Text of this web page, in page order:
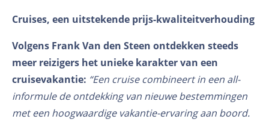
Cruises, een uitstekende prijs-kwaliteitverhouding
Volgens Frank Van den Steen ontdekken steeds
meer reizigers het unieke karakter van een
cruisevakantie: “Een cruise combineert in een all-
informule de ontdekking van nieuwe bestemmingen
met een hoogwaardige vakantie-ervaring aan boord.